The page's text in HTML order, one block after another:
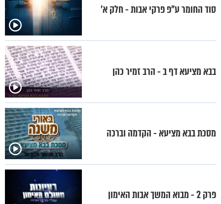
סוד החומר ע"פ פרקי אבות - חלק א’
בבא מציעא דף ב - הרב זמיר כהן
מסכת בבא מציעא - הקדמה וברכה
פרק 2 - מבוא המשך אבות האימון